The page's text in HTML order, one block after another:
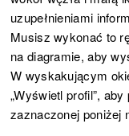
uzupełnieniami
Musisz wykonać to
na diagramie, aby
W wyskakującym
„Wyświetl profil”,
zaznaczonej poniżej